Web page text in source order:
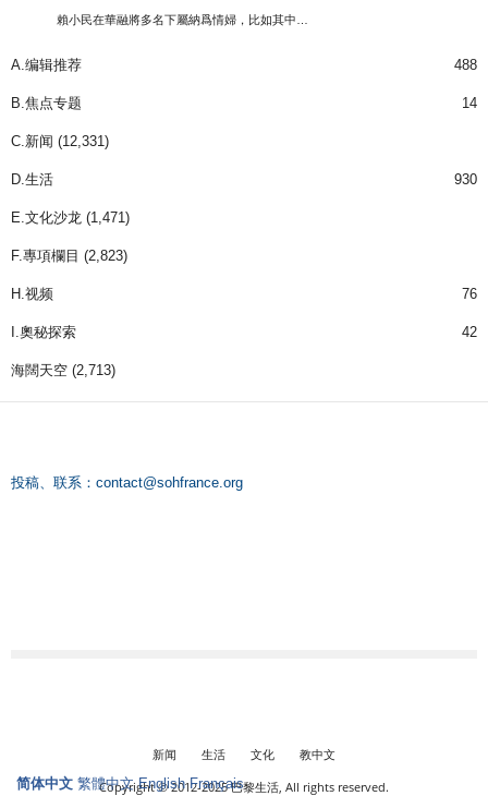
賴小民在華融將多名下屬納爲情婦，比如其中…
A.编辑推荐 488
B.焦点专题 14
C.新闻 (12,331)
D.生活 930
E.文化沙龙 (1,471)
F.專項欄目 (2,823)
H.视频 76
I.奧秘探索 42
海闊天空 (2,713)
投稿、联系： contact@sohfrance.org
新闻 生活 文化
教中文
Copyright © 2012-2025 巴黎生活, All rights reserved.
简体中文 繁體中文 English Français